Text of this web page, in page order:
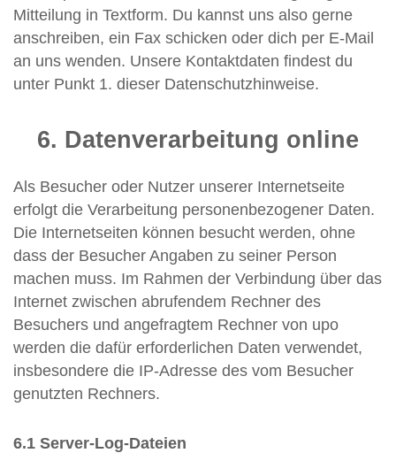
Mitteilung in Textform. Du kannst uns also gerne
anschreiben, ein Fax schicken oder dich per E-Mail
an uns wenden. Unsere Kontaktdaten findest du
unter Punkt 1. dieser Datenschutzhinweise.
6. Datenverarbeitung online
Als Besucher oder Nutzer unserer Internetseite
erfolgt die Verarbeitung personenbezogener Daten.
Die Internetseiten können besucht werden, ohne
dass der Besucher Angaben zu seiner Person
machen muss. Im Rahmen der Verbindung über das
Internet zwischen abrufendem Rechner des
Besuchers und angefragtem Rechner von upo
werden die dafür erforderlichen Daten verwendet,
insbesondere die IP-Adresse des vom Besucher
genutzten Rechners.
6.1 Server-Log-Dateien